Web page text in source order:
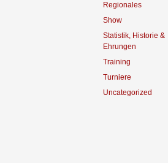
Regionales
Show
Statistik, Historie &
Ehrungen
Training
Turniere
Uncategorized